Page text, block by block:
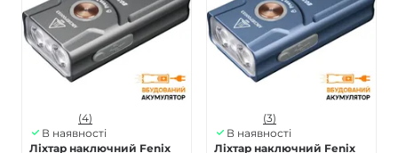
(4)
В наявності
Ліхтар наключний Fenix
(3)
В наявності
Ліхтар наключний Fenix